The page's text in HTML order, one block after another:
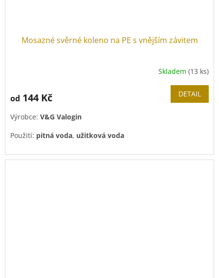
Mosazné svěrné koleno na PE s vnějším závitem
je
z
hvězdiček.
Skladem(13 ks)
od 144 Kč DETAIL
Výrobce: V&G Valogin
Použití: pitná voda, užitková voda